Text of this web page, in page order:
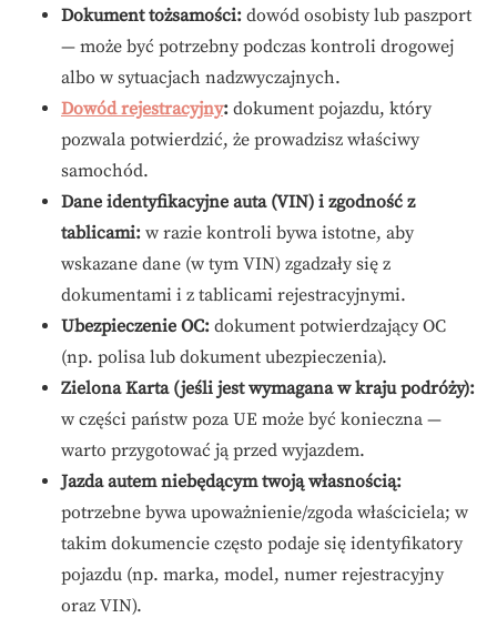
Dokument tożsamości: dowód osobisty lub paszport
— może być potrzebny podczas kontroli drogowej
albo w sytuacjach nadzwyczajnych.
Dowód rejestracyjny: dokument pojazdu, który
pozwala potwierdzić, że prowadzisz właściwy
samochód.
Dane identyfikacyjne auta (VIN) i zgodność z
tablicami: w razie kontroli bywa istotne, aby
wskazane dane (w tym VIN) zgadzały się z
dokumentami i z tablicami rejestracyjnymi.
Ubezpieczenie OC: dokument potwierdzający OC
(np. polisa lub dokument ubezpieczenia).
Zielona Karta (jeśli jest wymagana w kraju podróży):
w części państw poza UE może być konieczna —
warto przygotować ją przed wyjazdem.
Jazda autem niebędącym twoją własnością:
potrzebne bywa upoważnienie/zgoda właściciela; w
takim dokumencie często podaje się identyfikatory
pojazdu (np. marka, model, numer rejestracyjny
oraz VIN).